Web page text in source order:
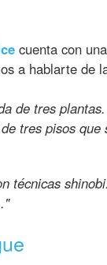
cuenta con
a hablarte de
de tres
tres pisos
técnicas